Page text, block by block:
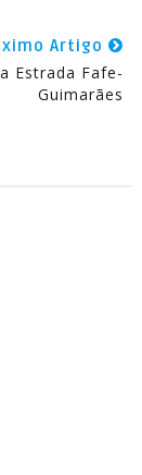
Artigo
Estrada Fafe-
Guimarães